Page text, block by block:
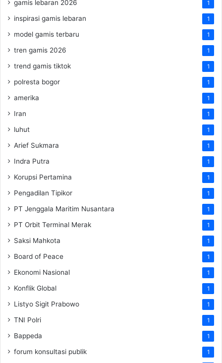
gamis lebaran 2026 1
inspirasi gamis lebaran 1
model gamis terbaru 1
tren gamis 2026 1
trend gamis tiktok 1
polresta bogor 1
amerika 1
Iran 1
luhut 1
Arief Sukmara 1
Indra Putra 1
Korupsi Pertamina 1
Pengadilan Tipikor 1
PT Jenggala Maritim Nusantara 1
PT Orbit Terminal Merak 1
Saksi Mahkota 1
Board of Peace 1
Ekonomi Nasional 1
Konflik Global 1
Listyo Sigit Prabowo 1
TNI Polri 1
Bappeda 1
forum konsultasi publik 1